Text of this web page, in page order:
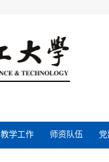
教学工作 师资队伍 党